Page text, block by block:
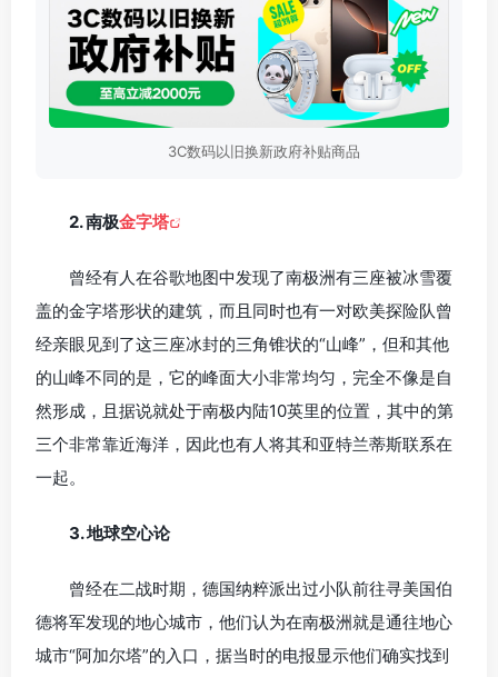
3C数码以旧换新政府补贴商品
2. 南极金字塔
曾经有人在谷歌地图中发现了南极洲有三座被冰雪覆
盖的金字塔形状的建筑，而且同时也有一对欧美探险队曾
经亲眼见到了这三座冰封的三角锥状的“山峰”，但和其他
的山峰不同的是，它的峰面大小非常均匀，完全不像是自
然形成，且据说就处于南极内陆10英里的位置，其中的第
三个非常靠近海洋，因此也有人将其和亚特兰蒂斯联系在
一起。
3. 地球空心论
曾经在二战时期，德国纳粹派出过小队前往寻美国伯
德将军发现的地心城市，他们认为在南极洲就是通往地心
城市“阿加尔塔”的入口，据当时的电报显示他们确实找到